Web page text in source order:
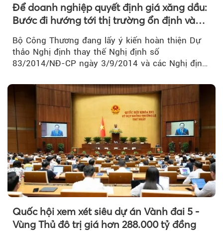
Để doanh nghiệp quyết định giá xăng dầu:
Bước đi hướng tới thị trường ổn định và
Bộ Công Thương đang lấy ý kiến hoàn thiện Dự
thảo Nghị định thay thế Nghị định số
83/2014/NĐ-CP ngày 3/9/2014 và các Nghị định
Quốc hội xem xét siêu dự án Vành đai 5 -
Vùng Thủ đô trị giá hơn 288.000 tỷ đồng